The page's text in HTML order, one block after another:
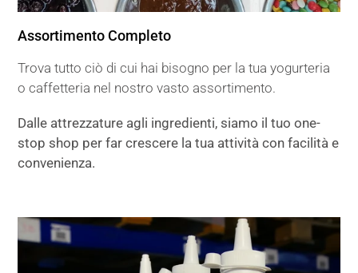
Assortimento Completo
Trova tutto ciò di cui hai bisogno per la tua yogurteria
o caffetteria nel nostro vasto assortimento.
Dalle attrezzature agli ingredienti, siamo il tuo one-
stop shop per far crescere la tua attività con facilità e
convenienza.